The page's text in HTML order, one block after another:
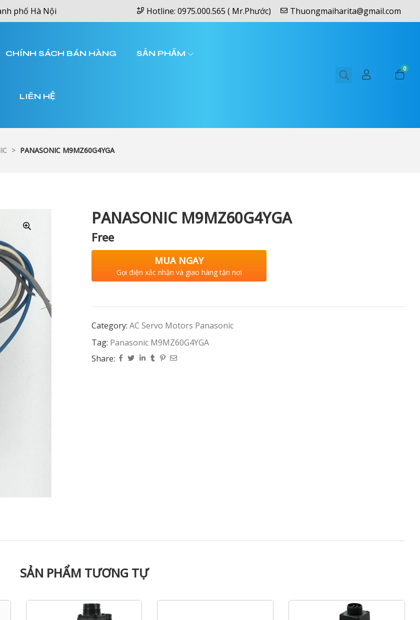
phố Hà Nội Hotline: 0975.000.565 ( Mr.Phước) Thuongmaiharita@gmail.com
CHÍNH SÁCH BÁN HÀNG SẢN PHẨM
LIÊN HỆ
0
> PANASONIC M9MZ60G4YGA
PANASONIC M9MZ60G4YGA
Free
MUA NGAY
Gọi điện xác nhận và giao hàng tận nơi
Category: AC Servo Motors Panasonic
Tag: Panasonic M9MZ60G4YGA
Share:
SẢN PHẨM TƯƠNG TỰ